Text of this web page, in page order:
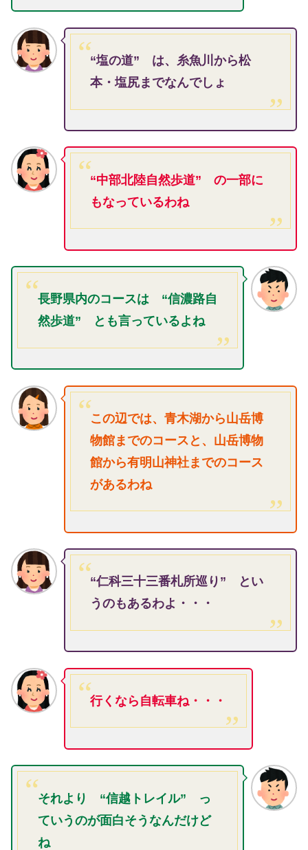
“塩の道” は、糸魚川から松
本・塩尻までなんでしょ
“中部北陸自然歩道” の一部に
もなっているわね
長野県内のコースは “信濃路自
然歩道” とも言っているよね
この辺では、青木湖から山岳博
物館までのコースと、山岳博物
館から有明山神社までのコース
があるわね
“仁科三十三番札所巡り” とい
うのもあるわよ・・・
行くなら自転車ね・・・
それより “信越トレイル” っ
ていうのが面白そうなんだけど
ね